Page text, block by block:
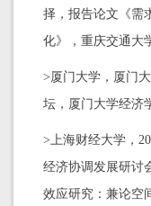
择，报告论文《需
化》，重庆交通大
>厦门大学，厦门
坛，厦门大学经济
>上海财经大学，
经济协调发展研讨
效应研究：兼论空